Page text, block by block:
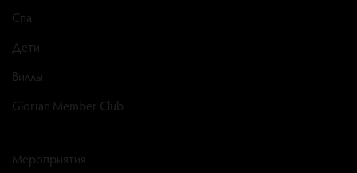
Спа
Дети
Виллы
Glorian Member Club
Мероприятия